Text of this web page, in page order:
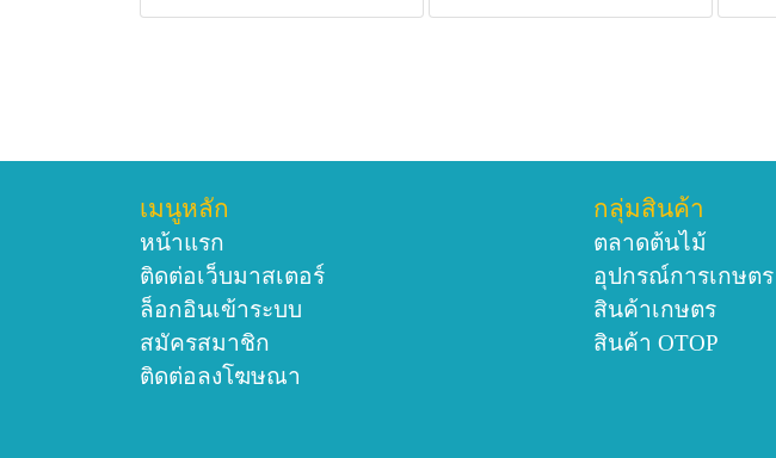
เมนูหลัก
หน้าแรก
ติดต่อเว็บมาสเตอร์
ล็อกอินเข้าระบบ
สมัครสมาชิก
ติดต่อลงโฆษณา
กลุ่มสินค้า
ตลาดต้นไม้
อุปกรณ์การเกษตร
สินค้าเกษตร
สินค้า OTOP